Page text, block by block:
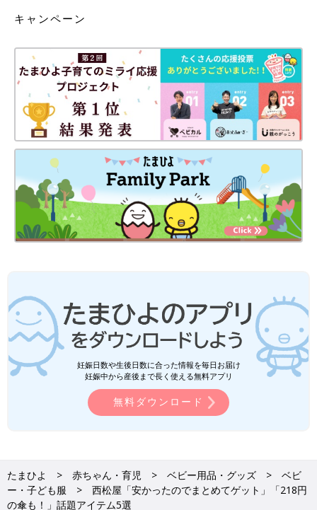
キャンペーン
妊娠日数や生後日数に合った情報を毎日お届け
妊娠中から産後まで長く使える無料アプリ
無料ダウンロード
たまひよ 赤ちゃん・育児 ベビー用品・グッズ
ベビ
ー・子ども服
西松屋「安かったのでまとめてゲット」「218円
の傘も！」話題アイテム5選